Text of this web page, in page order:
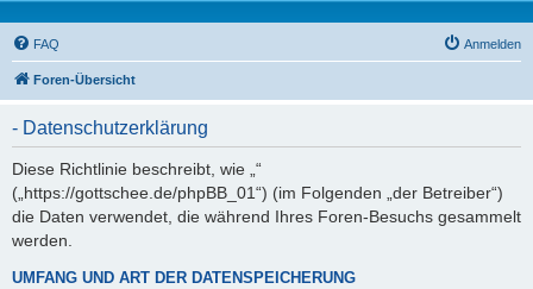
FAQ Anmelden
Foren-Übersicht
- Datenschutzerklärung
Diese Richtlinie beschreibt, wie „“
(„https://gottschee.de/phpBB_01“) (im Folgenden „der Betreiber“)
die Daten verwendet, die während Ihres Foren-Besuchs gesammelt
werden.
UMFANG UND ART DER DATENSPEICHERUNG